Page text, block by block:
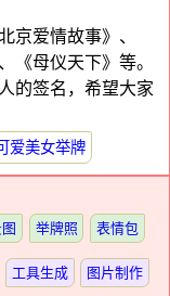
京爱情故事》、
《母仪天下》等。
的签名，希望大家
爱美女举牌
举牌照 表情包
工具生成 图片制作